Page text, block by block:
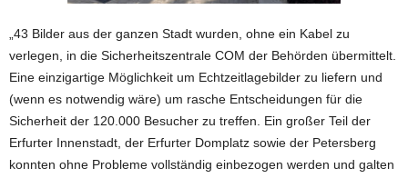
„43 Bilder aus der ganzen Stadt wurden, ohne ein Kabel zu
verlegen, in die Sicherheitszentrale COM der Behörden übermittelt.
Eine einzigartige Möglichkeit um Echtzeitlagebilder zu liefern und
(wenn es notwendig wäre) um rasche Entscheidungen für die
Sicherheit der 120.000 Besucher zu treffen. Ein großer Teil der
Erfurter Innenstadt, der Erfurter Domplatz sowie der Petersberg
konnten ohne Probleme vollständig einbezogen werden und galten